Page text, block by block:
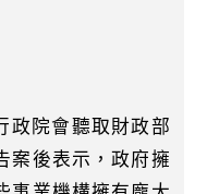
政院會聽取財政部
案後表示，政府擁